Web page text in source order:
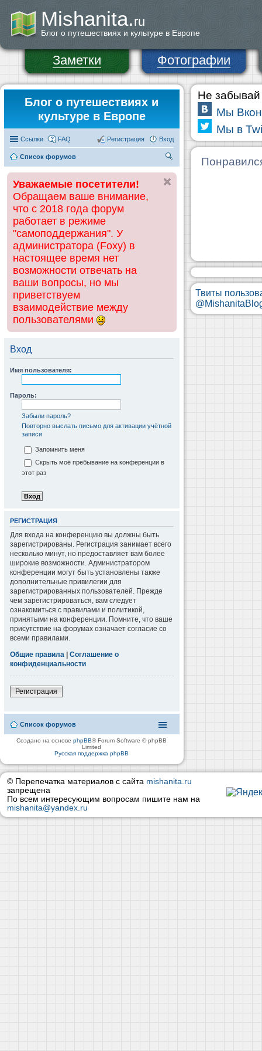
Mishanita.ru
Блог о путешествиях и культуре в Европе
Заметки Фотографии
Блог о путешествиях и
культуре в Европе
Ссылки FAQ Вход
Регистрация
Список форумов
ск
Уважаемые посетители!
Обращаем ваше внимание,
что с 2018 года форум
работает в режиме
"самоподдержания". У
администратора (Foxy) в
настоящее время нет
возможности отвечать на
ваши вопросы, но мы
приветствуем
взаимодействие между
пользователями
Вход
Имя пользователя:
Пароль:
Забыли пароль?
Повторно выслать письмо для активации учётной
записи
Запомнить меня
Скрыть моё пребывание на конференции в
этот раз
РЕГИСТРАЦИЯ
Для входа на конференцию вы должны быть
зарегистрированы. Регистрация занимает всего
несколько минут, но предоставляет вам более
широкие возможности. Администратором
конференции могут быть установлены также
дополнительные привилегии для
зарегистрированных пользователей. Прежде
чем зарегистрироваться, вам следует
ознакомиться с правилами и политикой,
принятыми на конференции. Помните, что ваше
присутствие на форумах означает согласие со
всеми правилами.
Общие правила | Соглашение о
конфиденциальности
Регистрация
Список форумов
Создано на основеphpBB® Forum Software © phpBB
Limited
Русская поддержка phpBB
Не забывай
Мы
Мы в
Твиты
© Перепечатка материалов с сайта mishanita.ru
запрещена
По всем интересующим вопросам пишите нам на
mishanita@yandex.ru